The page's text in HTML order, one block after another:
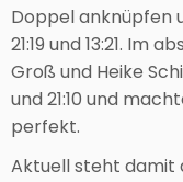
Doppel anknüpfen
21:19 und 13:21. Im
Groß und Heike
und 21:10 und
perfekt.
Aktuell steht damit